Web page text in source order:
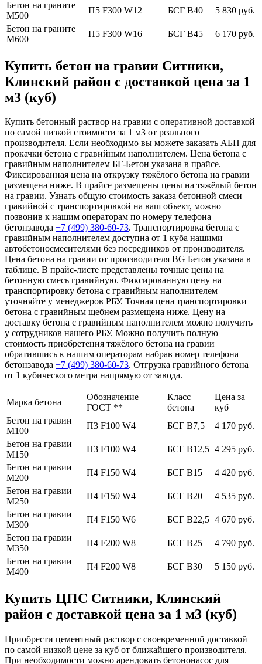
Бетон на граните
М500
П5 F300 W12 БСГ В40
5 830 руб.
Бетон на граните
М600
П5 F300 W16 БСГ В45 6 170 руб.
Купить бетон на гравии Ситники,
Клинский район с доставкой цена за 1
м3 (куб)
Купить бетонный раствор на гравии с оперативной доставкой
по самой низкой стоимости за 1 м3 от реального
производителя. Если необходимо вы можете заказать АБН для
прокачки бетона с гравийным наполнителем. Цена бетона с
гравийным наполнителем БГ-Бетон указана в прайсе.
Фиксированная цена на открузку тяжёлого бетона на гравии
размещена ниже. В прайсе размещены цены на тяжёлый бетон
на гравии. Узнать общую стоимость заказа бетонной смеси
гравийной с транспортировкой на ваш объект, можно
позвонив к нашим операторам по номеру телефона
бетонзавода +7 (499) 380-60-73. Транспортировка бетона с
гравийным наполнителем доступна от 1 куба нашими
автобетоносмесителями без посредников от производителя.
Цена бетона на гравии от производителя BG Бетон указана в
таблице. В прайс-листе представлены точные цены на
бетонную смесь гравийную. Фиксированную цену на
транспортировку бетона с гравийным наполнителем
уточняйте у менеджеров РБУ. Точная цена транспортировки
бетона с гравийным щебнем размещена ниже. Цену на
доставку бетона с гравийным наполнителем можно получить
у сотрудников нашего РБУ. Можно получить полную
стоимость приобретения тяжёлого бетона на гравии
обратившись к нашим операторам набрав номер телефона
бетонзавода +7 (499) 380-60-73. Отгрузка гравийного бетона
от 1 кубического метра напрямую от завода.
Марка бетона
Обозначение
ГОСТ **
Класс
бетона
Цена за
куб
Бетон на гравии
М100
П3 F100 W4 БСГ В7,5
4 170 руб.
Бетон на гравии
М150
П3 F100 W4 БСГ В12,5 4 295 руб.
Бетон на гравии
М200
П4 F150 W4 БСГ В15
4 420 руб.
Бетон на гравии
М250
П4 F150 W4 БСГ В20
4 535 руб.
Бетон на гравии
М300
П4 F150 W6 БСГ В22,5 4 670 руб.
Бетон на гравии
М350
П4 F200 W8 БСГ В25
4 790 руб.
Бетон на гравии
М400
П4 F200 W8 БСГ В30 5 150 руб.
Купить ЦПС Ситники, Клинский
район с доставкой цена за 1 м3 (куб)
Приобрести цементный раствор с своевременной доставкой
по самой низкой цене за куб от ближайшего производителя.
При необходимости можно арендовать бетононасос для